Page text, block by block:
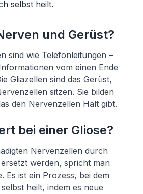
selbst heilt.
und Gerüst?
sind wie Telefonleitungen –
vom einen Ende
Gliazellen sind das Gerüst,
sitzen. Sie bilden
den Nervenzellen Halt gibt.
bei einer Gliose?
Nervenzellen durch
werden, spricht man
Es ist ein Prozess, bei dem
heilt, indem es neue